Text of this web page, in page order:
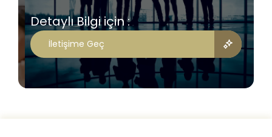
Detaylı Bilgi için :
İletişime Geç